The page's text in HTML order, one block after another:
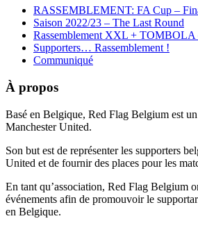
RASSEMBLEMENT: FA Cup –
Saison 2022/23 – The Last Round
Rassemblement XXL + TOMBOLA
Supporters… Rassemblement !
Communiqué
À propos
Basé en Belgique, Red Flag Belgium est
Manchester United.
Son but est de représenter les supporters
United et de fournir des places pour les
En tant qu’association, Red Flag Belgium
événements afin de promouvoir le
en Belgique.